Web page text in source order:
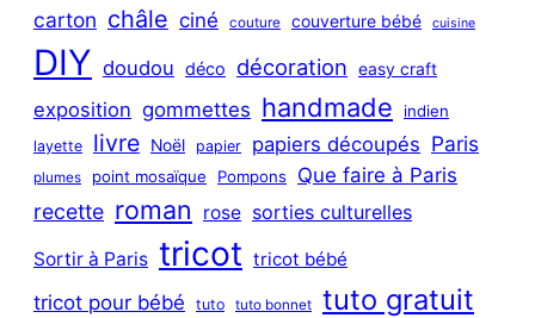
carton châle ciné couture couverture bébé cuisine
DIY doudou déco décoration easy craft
exposition gommettes handmade indien
layette livre Noël papier papiers découpés Paris
plumes point mosaïque Pompons Que faire à Paris
recette roman rose sorties culturelles
Sortir à Paris tricot tricot bébé
tricot pour bébé tuto tuto bonnet tuto gratuit